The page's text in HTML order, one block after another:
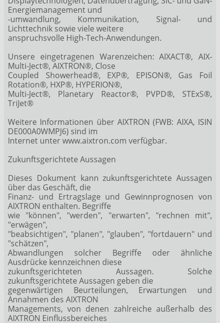
Energiemanagement und
-umwandlung, Kommunikation, Signal- und
Lichttechnik sowie viele weitere
anspruchsvolle High-Tech-Anwendungen.
Unsere eingetragenen Warenzeichen: AIXACT®, AIX-
Multi-Ject®, AIXTRON®, Close
Coupled Showerhead®, EXP®, EPISON®, Gas Foil
Rotation®, HXP®, HYPERION®,
Multi-Ject®, Planetary Reactor®, PVPD®, STExS®,
TriJet®
Weitere Informationen über AIXTRON (FWB: AIXA, ISIN
DE000A0WMPJ6) sind im
Internet unter www.aixtron.com verfügbar.
Zukunftsgerichtete Aussagen
Dieses Dokument kann zukunftsgerichtete Aussagen
über das Geschäft, die
Finanz- und Ertragslage und Gewinnprognosen von
AIXTRON enthalten. Begriffe
wie "können", "werden", "erwarten", "rechnen mit",
"erwägen",
"beabsichtigen", "planen", "glauben", "fortdauern" und
"schätzen",
Abwandlungen solcher Begriffe oder ähnliche
Ausdrücke kennzeichnen diese
zukunftsgerichteten Aussagen. Solche
zukunftsgerichtete Aussagen geben die
gegenwärtigen Beurteilungen, Erwartungen und
Annahmen des AIXTRON
Managements, von denen zahlreiche außerhalb des
AIXTRON Einflussbereiches